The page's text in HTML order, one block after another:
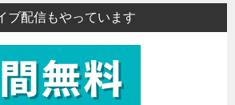
ブ配信もやっています